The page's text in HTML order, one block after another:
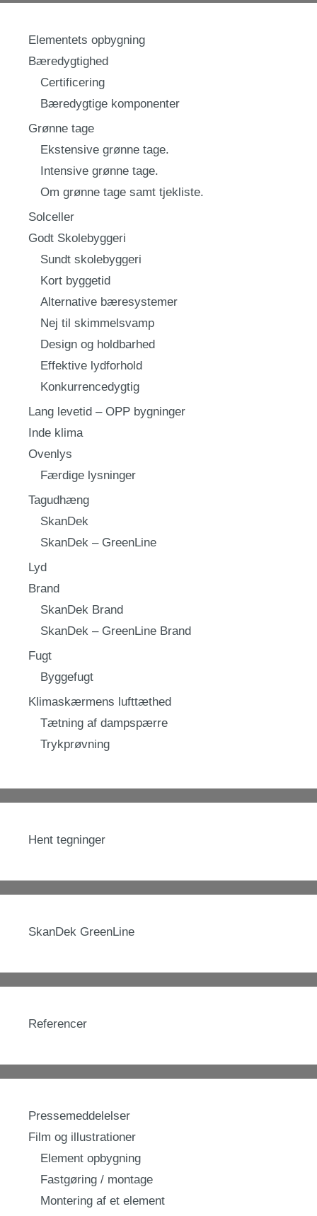
Elementets opbygning
Bæredygtighed
Certificering
Bæredygtige komponenter
Grønne tage
Ekstensive grønne tage.
Intensive grønne tage.
Om grønne tage samt tjekliste.
Solceller
Godt Skolebyggeri
Sundt skolebyggeri
Kort byggetid
Alternative bæresystemer
Nej til skimmelsvamp
Design og holdbarhed
Effektive lydforhold
Konkurrencedygtig
Lang levetid – OPP bygninger
Inde klima
Ovenlys
Færdige lysninger
Tagudhæng
SkanDek
SkanDek – GreenLine
Lyd
Brand
SkanDek Brand
SkanDek – GreenLine Brand
Fugt
Byggefugt
Klimaskærmens lufttæthed
Tætning af dampspærre
Trykprøvning
Hent tegninger
SkanDek GreenLine
Referencer
Pressemeddelelser
Film og illustrationer
Element opbygning
Fastgøring / montage
Montering af et element